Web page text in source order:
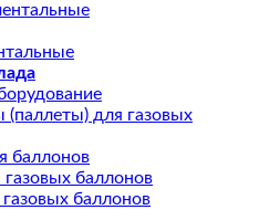
(паллеты) для газовых
баллонов
баллонов
баллонов